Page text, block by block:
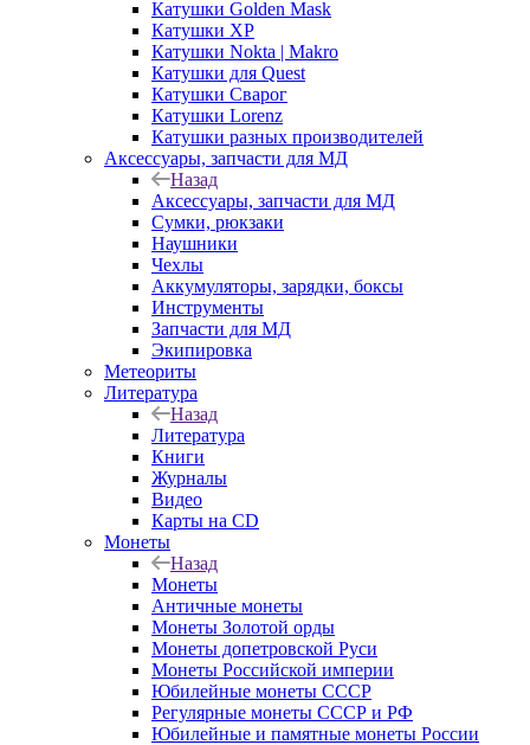
Катушки Golden Mask
Катушки XP
Катушки Nokta | Makro
Катушки для Quest
Катушки Сварог
Катушки Lorenz
Катушки разных производителей
Аксессуары, запчасти для МД
Назад
Аксессуары, запчасти для МД
Сумки, рюкзаки
Наушники
Чехлы
Аккумуляторы, зарядки, боксы
Инструменты
Запчасти для МД
Экипировка
Метеориты
Литература
Назад
Литература
Книги
Журналы
Видео
Карты на CD
Монеты
Назад
Монеты
Античные монеты
Монеты Золотой орды
Монеты допетровской Руси
Монеты Российской империи
Юбилейные монеты СССР
Регулярные монеты СССР и РФ
Юбилейные и памятные монеты России